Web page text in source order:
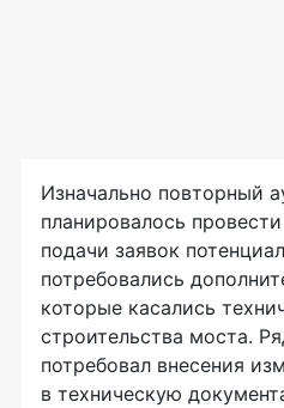
Изначально повторный
планировалось
подачи заявок
потребовались
которые касались
строительства моста.
потребовал внесения
в техническую